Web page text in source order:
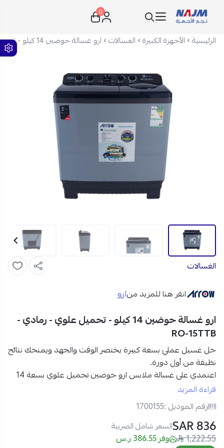
نجم الأجهزة
0
الرئيسية الأجهزة الكبيرة الغسالات ارو غسالة حوضين 14 كيلو - تحميل علوي - رمادي - RO-15TTB
الغسالات
انقر هنا للمزيد منارو
ارو غسالة حوضين 14 كيلو - تحميل علوي - رمادي -
RO-15TTB
حل غسيل عملي بسعة كبيرة يختصر الوقت والجهد ويمنحك نتائج
نظيفة من أول دورة.
اعتمدي على
غسالة ملابس ارو حوضين تحميل علوي بسعة 14
كغالمصممة لتلبية احتياجات العائلات الكبيرة، مع
أنيق ، تشغيل سهل، وبرامج متعددة تمنحك تحكمًا كاملًا في كل
عملية غسيل.
مواصفات غسالة ملابس ارو تحميل علوي 14 كغ – رمادي:
قراءة المزيد
رقم الموديل :1700155
836 SAR السعر شامل الضريبة
1,222.55 وفر 386.55 ر.س